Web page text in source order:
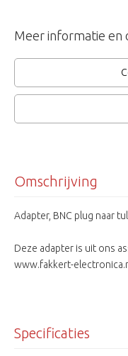
Meer informatie en
Omschrijving
Adapter, BNC plug naar
Deze adapter is uit ons
www.fakkert-
Specificaties